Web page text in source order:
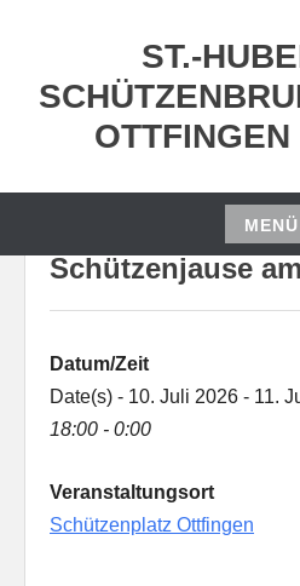
springen
ST.-
OTTFINGEN
MENÜ
ZumSchützenjause
Datum/Zeit
Date(s) - 10. Juli 2026 - 11.
18:00 - 0:00
Veranstaltungsort
Schützenplatz Ottfingen